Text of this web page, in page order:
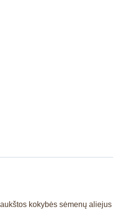
kokybės sėmenų aliejus